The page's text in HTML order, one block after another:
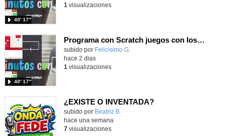
40′ 17″
1 visualizaciones
Programa con Scratch juegos con los partidos del mundial 2026 ganados por España
Contenido educativo.
subido por Felicisimo G.
40′ 17″
hace 2 dias
1 visualizaciones
¿EXISTE O INVENTADA?
Contenido educativo.
subido por Beatriz B.
hace una semana
7visualizaciones